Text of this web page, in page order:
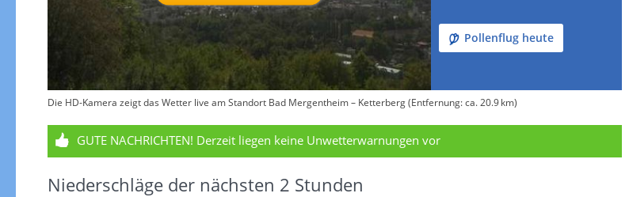
Pollenflug heute
Die HD-Kamera zeigt das Wetter live am Standort Bad Mergentheim – Ketterberg (Entfernung: ca. 20.9 km)
GUTE NACHRICHTEN! Derzeit liegen keine Unwetterwarnungen vor
Niederschläge der nächsten 2 Stunden